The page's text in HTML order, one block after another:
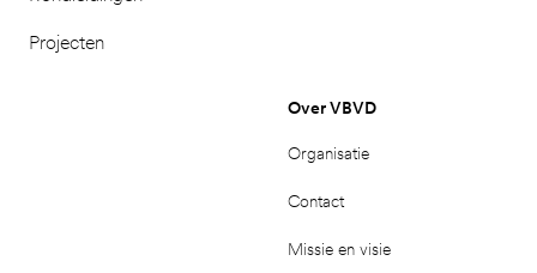
Projecten
Over VBVD
Organisatie
Contact
Missie en visie